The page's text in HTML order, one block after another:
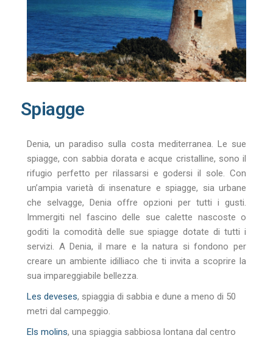
Spiagge
Denia, un paradiso sulla costa mediterranea. Le sue
spiagge, con sabbia dorata e acque cristalline, sono il
rifugio perfetto per rilassarsi e godersi il sole. Con
un’ampia varietà di insenature e spiagge, sia urbane
che selvagge, Denia offre opzioni per tutti i gusti.
Immergiti nel fascino delle sue calette nascoste o
goditi la comodità delle sue spiagge dotate di tutti i
servizi. A Denia, il mare e la natura si fondono per
creare un ambiente idilliaco che ti invita a scoprire la
sua impareggiabile bellezza.
Les deveses, spiaggia di sabbia e dune a meno di 50
metri dal campeggio.
Els molins, una spiaggia sabbiosa lontana dal centro